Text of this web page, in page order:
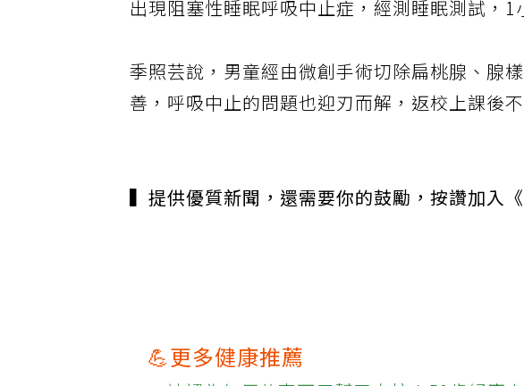
出現阻塞性睡眠呼吸中止症，經測睡眠測試，1
季照芸說，男童經由微創手術切除扁桃腺、腺
善，呼吸中止的問題也迎刃而解，返校上課後
▍提供優質新聞，還需要你的鼓勵，按讚加入《
💪更多健康推薦